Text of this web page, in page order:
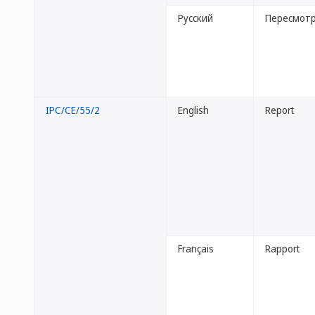
Русский
IPC/CE/55/2 English Report
Français Rapport